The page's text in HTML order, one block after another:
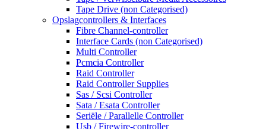
Tape Drive (non Categorised)
Opslagcontrollers & Interfaces
Fibre Channel-controller
Interface Cards (non Categorised)
Multi Controller
Pcmcia Controller
Raid Controller
Raid Controller Supplies
Sas / Scsi Controller
Sata / Esata Controller
Seriële / Parallelle Controller
Usb / Firewire-controller